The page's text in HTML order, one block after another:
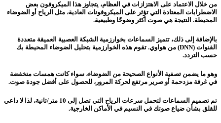
من خلال الاعتماد على الاهتزازات في العظام، يتجاوز هذا الميكروفون بعض
الاضطرابات المعتادة التي تؤثر على الميكروفونات العادية، مثل الرياح أو الضوضاء
المحيطة. النتيجة هي صوت أكثر وضوحًا وطبيعية.
بالإضافة إلى ذلك، تتميز السماعات بخوارزمية الشبكة العصبية العميقة متعددة
القنوات (DNN) من هواوي. تقوم هذه الخوارزمية بتحليل الضوضاء المحيطة بك
حسب التردد.
وهو ما يضمن تصفية الأنواع الصحيحة من الضوضاء، سواء كانت همسات منخفضة
في غرفة مزدحمة أو صرير مرتفع لحركة المرور، للحصول على أفضل جودة صوت.
تم تصميم السماعات لتحمل سرعات الرياح التي تصل إلى 10 متر/ثانية، لذا لا داعي
للقلق بشأن ضياع صوتك في النسيم في الأماكن الخارجية.